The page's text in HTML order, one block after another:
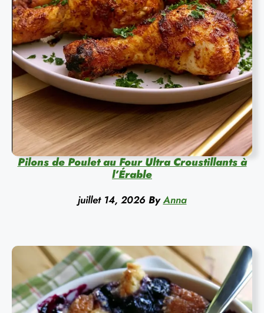
Pilons de Poulet au Four Ultra Croustillants à
l’Érable
juillet 14, 2026 By Anna